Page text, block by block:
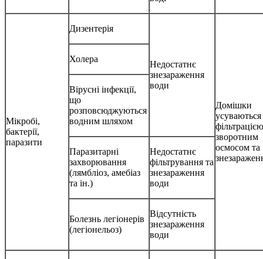
Мікробі,
бактерії,
паразити
Дизентерія
Недостатнє
знезараження
води
Домішки
усуваються
фільтрацією
зворотним
осмосом та
Холера
Вірусні інфекції,
що
розповсюджуються
водним шляхом
Паразитарні
захворювання
(лямбліоз, амебіаз
та ін.)
Недостатнє
фільтрування та
знезараження
води
Болезнь легіонерів
(легіонельоз)
Відсутність
знезараження
води